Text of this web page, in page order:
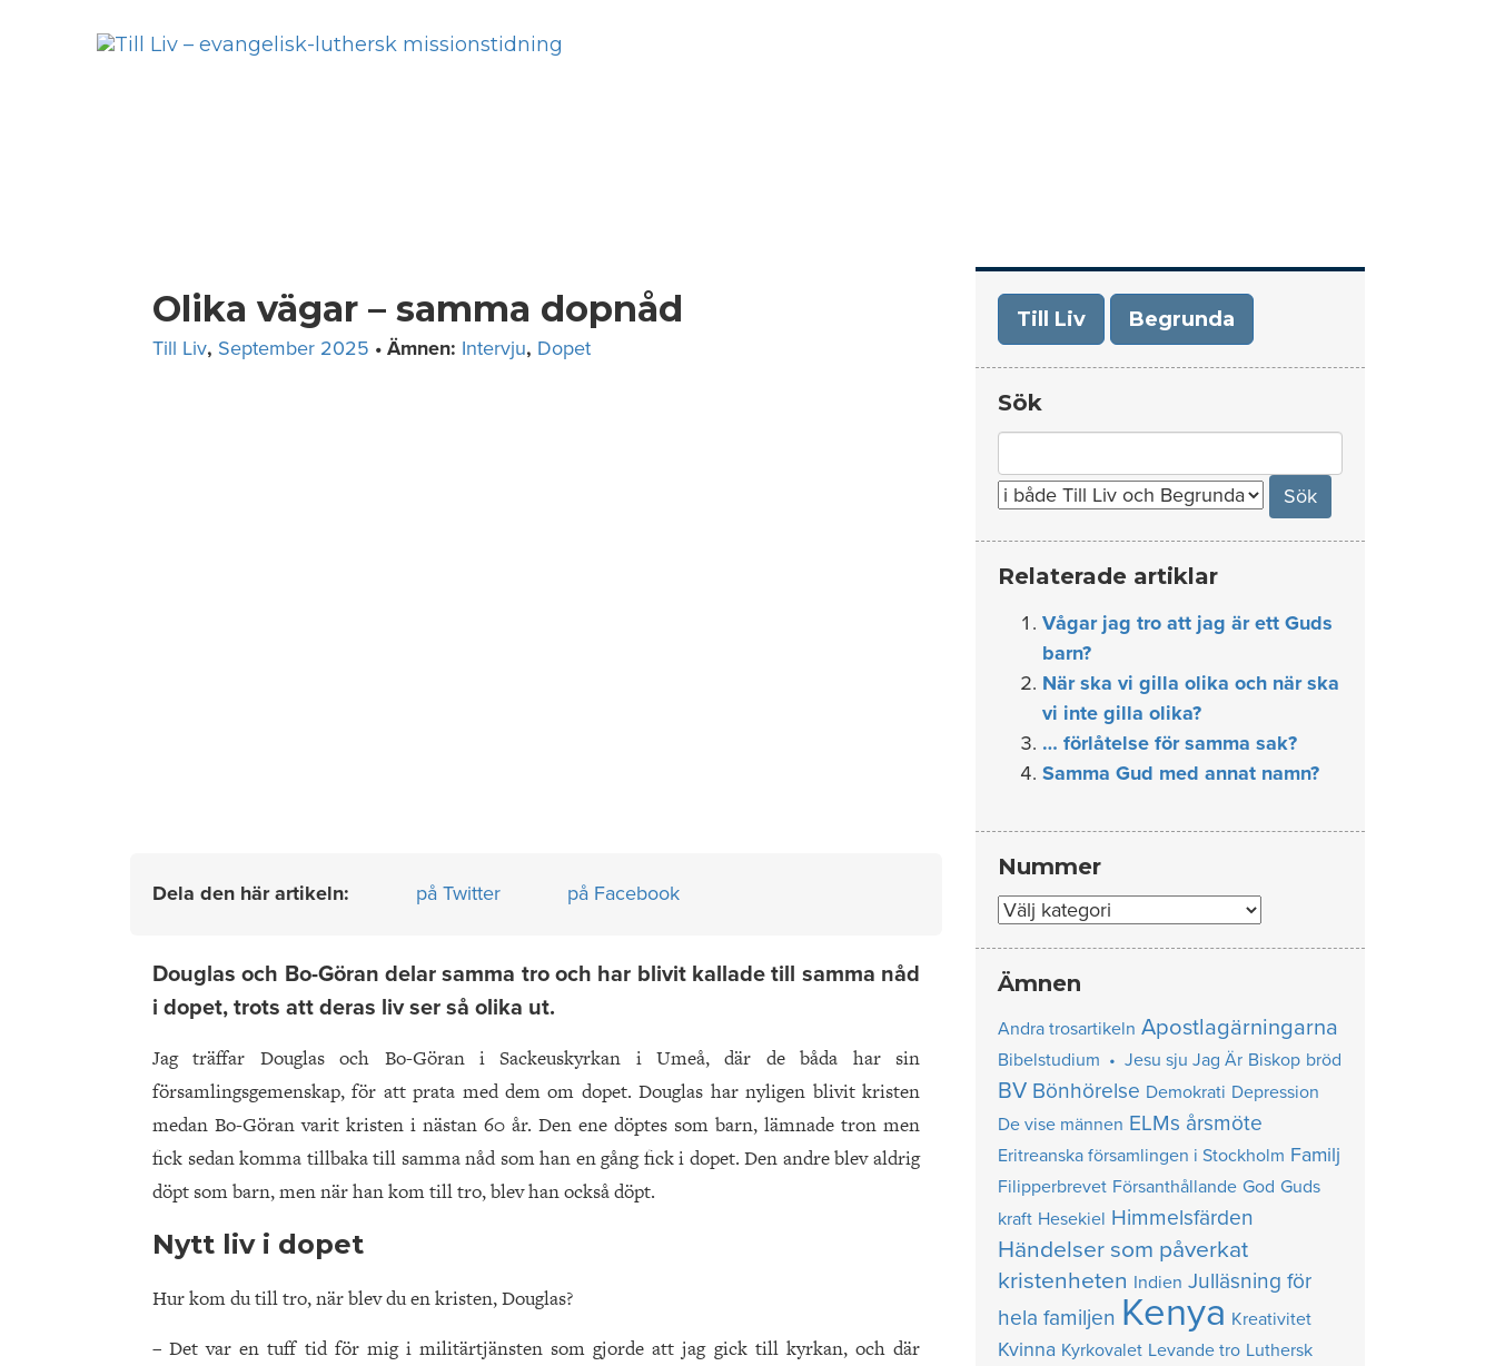
Olika vägar – samma dopnåd
Till Liv, September 2025 • Ämnen: Intervju, Dopet
Dela den här artikeln: på Twitter på Facebook
Douglas och Bo-Göran delar samma tro och har blivit kallade till samma nåd
i dopet, trots att deras liv ser så olika ut.
Jag träffar Douglas och Bo-Göran i Sackeuskyrkan i Umeå, där de båda har sin
församlingsgemenskap, för att prata med dem om dopet. Douglas har nyligen blivit kristen
medan Bo-Göran varit kristen i nästan 60 år. Den ene döptes som barn, lämnade tron men
fick sedan komma tillbaka till samma nåd som han en gång fick i dopet. Den andre blev aldrig
döpt som barn, men när han kom till tro, blev han också döpt.
Nytt liv i dopet
Hur kom du till tro, när blev du en kristen, Douglas?
– Det var en tuff tid för mig i militärtjänsten som gjorde att jag gick till kyrkan, och där
Till Liv Begrunda
Sök
for:
Relaterade artiklar
Vågar jag tro att jag är ett Guds
barn?
När ska vi gilla olika och när ska
vi inte gilla olika?
… förlåtelse för samma sak?
Samma Gud med annat namn?
Nummer
Nummer
Ämnen
Andra trosartikeln Apostlagärningarna
Bibelstudium • Jesu sju Jag Är Biskop bröd
BV Bönhörelse Demokrati Depression
De vise männen ELMs årsmöte
Eritreanska församlingen i Stockholm Familj
Filipperbrevet Försanthållande God Guds
kraft Hesekiel Himmelsfärden
Händelser som påverkat
kristenheten Indien Julläsning för
hela familjen Kenya Kreativitet
Kvinna Kyrkovalet Levande tro Luthersk